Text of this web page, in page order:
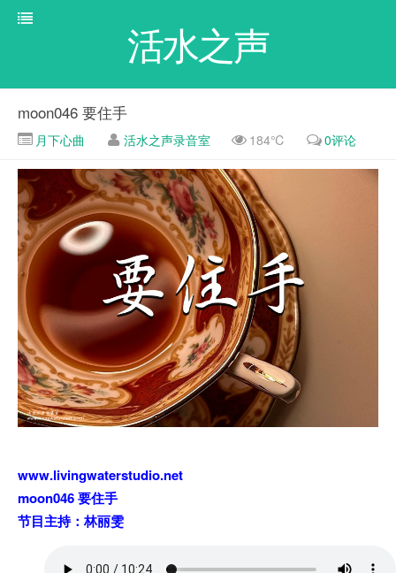
活水之声
moon046 要住手
月下心曲 活水之声录音室 184℃ 0评论
www.livingwaterstudio.net
moon046 要住手
节目主持：林丽雯